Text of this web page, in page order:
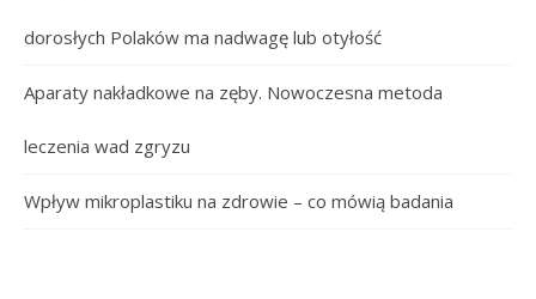
dorosłych Polaków ma nadwagę lub otyłość
Aparaty nakładkowe na zęby. Nowoczesna metoda
leczenia wad zgryzu
Wpływ mikroplastiku na zdrowie – co mówią badania